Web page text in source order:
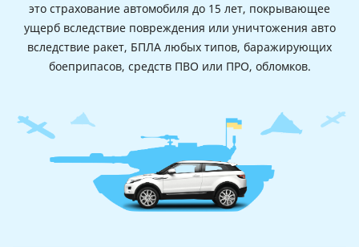
это страхование автомобиля до 15 лет, покрывающее
ущерб вследствие повреждения или уничтожения авто
вследствие ракет, БПЛА любых типов, баражирующих
боеприпасов, средств ПВО или ПРО, обломков.